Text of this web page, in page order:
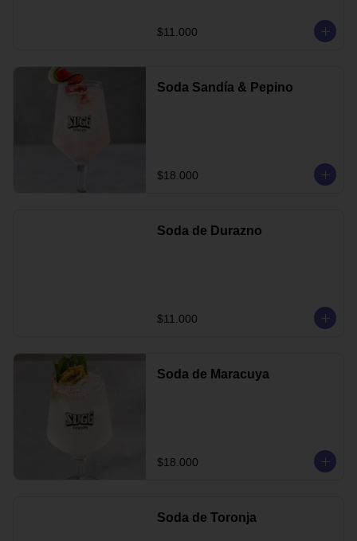
$11.000
Soda Sandía & Pepino
$18.000
Soda de Durazno
$11.000
Soda de Maracuya
$18.000
Soda de Toronja